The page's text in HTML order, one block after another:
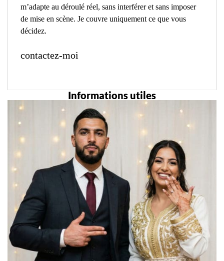
m’adapte au déroulé réel, sans interférer et sans imposer
de mise en scène. Je couvre uniquement ce que vous
décidez.
contactez-moi
Informations utiles